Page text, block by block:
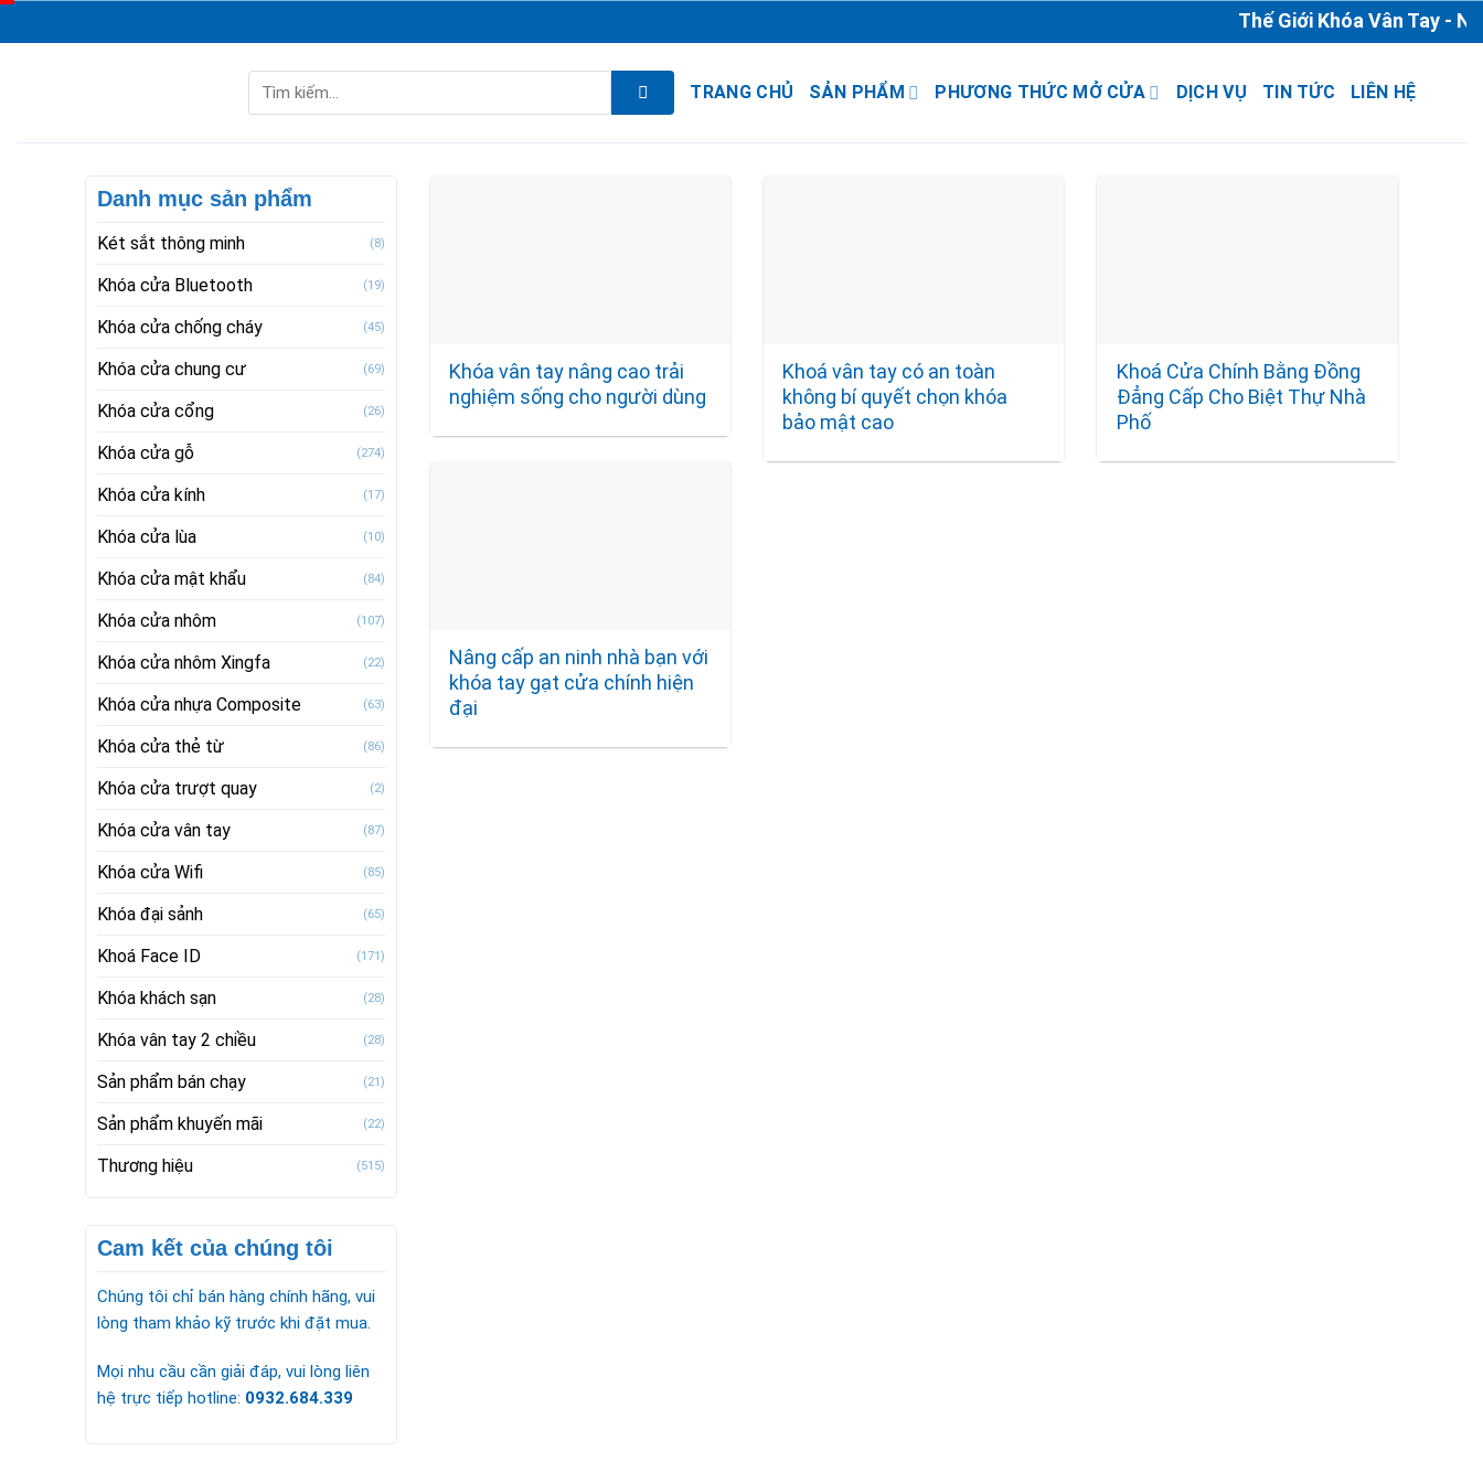
to
Thế Giới Khóa Vân Tay -
kiếm:
TRANG CHỦ SẢN PHẨM PHƯƠNG THỨC MỞ CỬA DỊCH VỤ TIN TỨC LIÊN HỆ
Danh mục sản phẩm
Két sắt thông minh (8)
Khóa cửa Bluetooth (19)
Khóa cửa chống cháy (45)
Khóa cửa chung cư (69)
Khóa cửa cổng (26)
Khóa cửa gỗ (274)
Khóa cửa kính (17)
Khóa cửa lùa (10)
Khóa cửa mật khẩu (84)
Khóa cửa nhôm (107)
Khóa cửa nhôm Xingfa (22)
Khóa cửa nhựa Composite (63)
Khóa cửa thẻ từ (86)
Khóa cửa trượt quay (2)
Khóa cửa vân tay (87)
Khóa cửa Wifi (85)
Khóa đại sảnh (65)
Khoá Face ID (171)
Khóa khách sạn (28)
Khóa vân tay 2 chiều (28)
Sản phẩm bán chạy (21)
Sản phẩm khuyến mãi (22)
Thương hiệu (515)
Cam kết của chúng tôi
Chúng tôi chỉ bán hàng chính hãng, vui
lòng tham khảo kỹ trước khi đặt mua.
Mọi nhu cầu cần giải đáp, vui lòng liên
hệ trực tiếp hotline: 0932.684.339
Khóa vân tay nâng cao trải
nghiệm sống cho người dùng
Khoá vân tay có an toàn
không bí quyết chọn khóa
bảo mật cao
Khoá Cửa Chính Bằng Đồng
Đẳng Cấp Cho Biệt Thự Nhà
Phố
Nâng cấp an ninh nhà bạn với
khóa tay gạt cửa chính hiện
đại